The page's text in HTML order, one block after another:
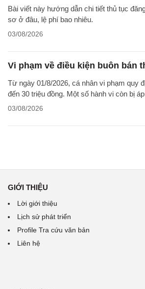
Bài viết này hướng dẫn chi tiết thủ tục
sơ ở đâu, lệ phí bao nhiêu.
03/08/2026
Vi phạm về điều kiện buôn bán
Từ ngày 01/8/2026, cá nhân vi phạm quy
đến 30 triệu đồng. Một số hành vi còn bị
03/08/2026
GIỚI THIỆU
Lời giới thiệu
Lịch sử phát triển
Profile Tra cứu văn bản
Liên hệ